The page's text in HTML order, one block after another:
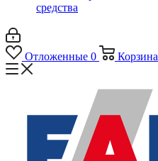
средства
Отложенные 0 Корзина